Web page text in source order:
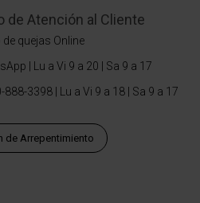
de Atención al Cliente
de quejas Online
| Lu a Vi 9 a 20 | Sa 9 a 17
888-3398 | Lu a Vi 9 a 18 | Sa 9 a 17
de Arrepentimiento